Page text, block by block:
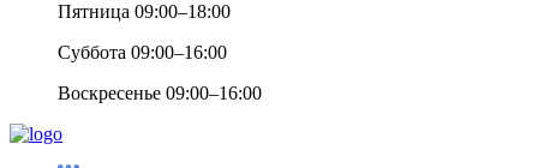
Пятница 09:00–18:00
Суббота 09:00–16:00
Воскресенье 09:00–16:00